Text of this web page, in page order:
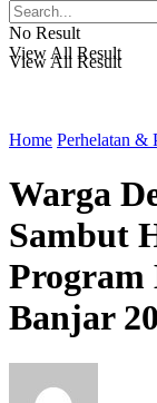
No Result
View All Result
No Result
View All Result
Home Perhelatan &
Warga
Sambut
Program
Banjar